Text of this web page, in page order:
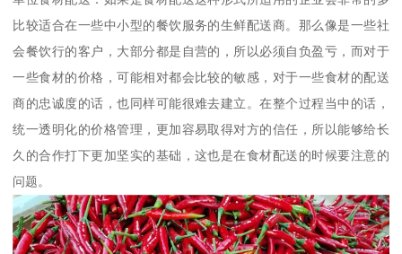
比较适合在一些中小型的餐饮服务的生鲜配送商。那么像是一些社
会餐饮行的客户，大部分都是自营的，所以必须自负盈亏，而对于
一些食材的价格，可能相对都会比较的敏感，对于一些食材的配送
商的忠诚度的话，也同样可能很难去建立。在整个过程当中的话，
统一透明化的价格管理，更加容易取得对方的信任，所以能够给长
久的合作打下更加坚实的基础，这也是在食材配送的时候要注意的
问题。